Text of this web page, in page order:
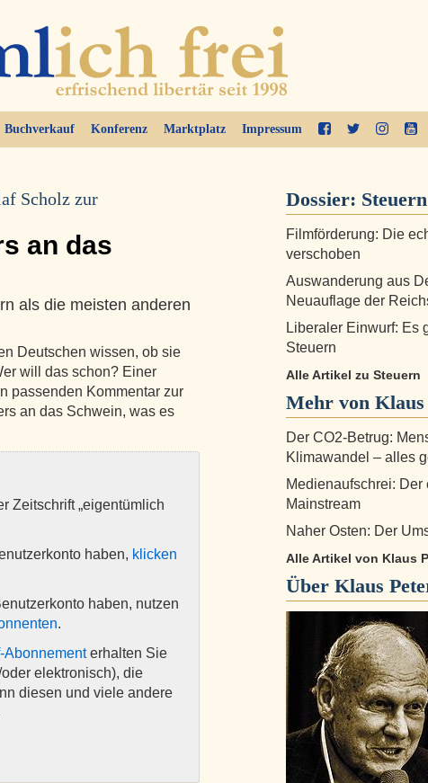
Buchverkauf Konferenz Marktplatz Impressum
Scholz zur
an das
als die meisten anderen
Deutschen wissen, ob sie
will das schon? Einer
passenden Kommentar zur
an das Schwein, was es
Zeitschrift „eigentümlich
haben, klicken
haben, nutzen
.
Abonnementerhalten Sie
elektronisch), die
diesen und viele andere
Dossier: Steuern
Filmförderung: Die
verschoben
Auswanderung aus
Neuauflage der
Liberaler Einwurf: Es
Steuern
Alle Artikel zu Steuern
Mehr von
Der CO2-Betrug:
Klimawandel – alles
Medienaufschrei: Der
Mainstream
Naher Osten: Der
Alle Artikel von Klaus
Über Klaus